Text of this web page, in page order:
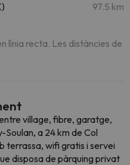
97.5 km
línia recta. Les distàncies de
village, fibre, garatge,
a 24 km de Col
terrassa, wifi gratis i servei
disposa de pàrquing privat